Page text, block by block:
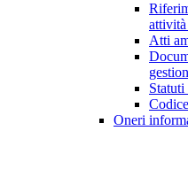
attività
Atti
Oneri